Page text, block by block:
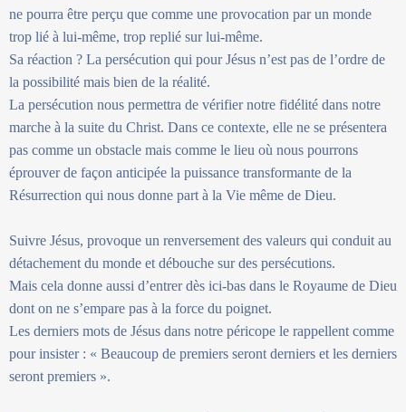
ne pourra être perçu que comme une provocation par un monde
trop lié à lui-même, trop replié sur lui-même.
Sa réaction ? La persécution qui pour Jésus n’est pas de l’ordre de
la possibilité mais bien de la réalité.
La persécution nous permettra de vérifier notre fidélité dans notre
marche à la suite du Christ. Dans ce contexte, elle ne se présentera
pas comme un obstacle mais comme le lieu où nous pourrons
éprouver de façon anticipée la puissance transformante de la
Résurrection qui nous donne part à la Vie même de Dieu.
Suivre Jésus, provoque un renversement des valeurs qui conduit au
détachement du monde et débouche sur des persécutions.
Mais cela donne aussi d’entrer dès ici-bas dans le Royaume de Dieu
dont on ne s’empare pas à la force du poignet.
Les derniers mots de Jésus dans notre péricope le rappellent comme
pour insister : « Beaucoup de premiers seront derniers et les derniers
seront premiers ».